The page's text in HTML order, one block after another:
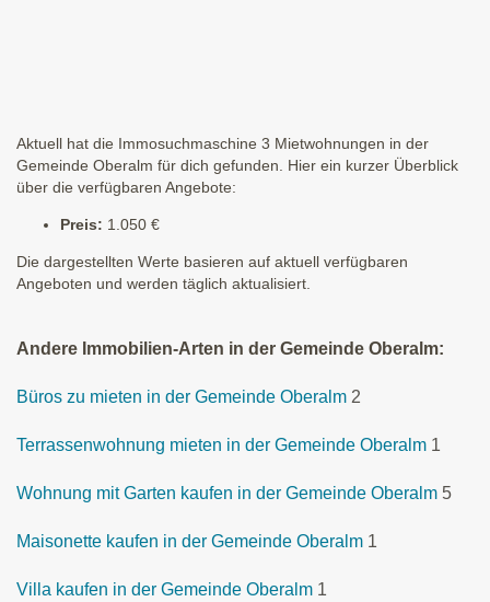
Aktuell hat die Immosuchmaschine 3 Mietwohnungen in der
Gemeinde Oberalm für dich gefunden. Hier ein kurzer Überblick
über die verfügbaren Angebote:
Preis: 1.050 €
Die dargestellten Werte basieren auf aktuell verfügbaren
Angeboten und werden täglich aktualisiert.
Andere Immobilien-Arten in der Gemeinde Oberalm:
Büros zu mieten in der Gemeinde Oberalm 2
Terrassenwohnung mieten in der Gemeinde Oberalm 1
Wohnung mit Garten kaufen in der Gemeinde Oberalm 5
Maisonette kaufen in der Gemeinde Oberalm 1
Villa kaufen in der Gemeinde Oberalm 1